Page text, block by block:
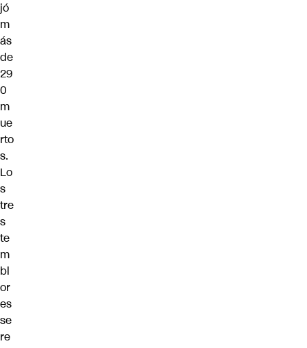
jó
m
ás
de
29
0
m
ue
rto
s.
Lo
s
tre
s
te
m
bl
or
es
se
re